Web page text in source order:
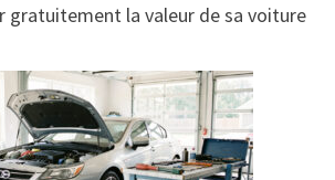
gratuitement la valeur de sa voiture